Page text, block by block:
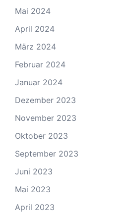
Mai 2024
April 2024
März 2024
Februar 2024
Januar 2024
Dezember 2023
November 2023
Oktober 2023
September 2023
Juni 2023
Mai 2023
April 2023